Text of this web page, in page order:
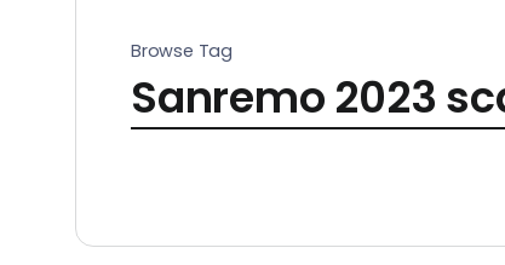
Browse Tag
Sanremo 2023